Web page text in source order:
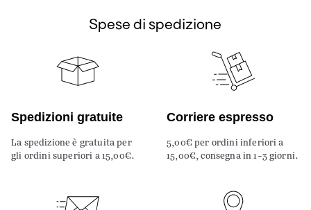
Spese di spedizione
Spedizioni gratuite
La spedizione è gratuita per
gli ordini superiori a 15,00€.
Corriere espresso
5,00€ per ordini inferiori a
15,00€, consegna in 1-3 giorni.